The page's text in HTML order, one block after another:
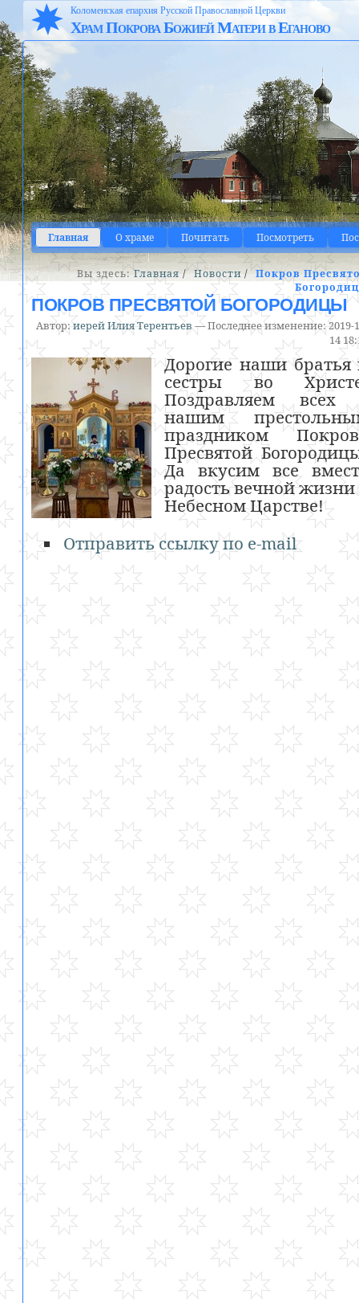
Коломенская епархия Русской Православной Церкви
Храм Покрова Божией Матери в Еганово
Главная О храме Почитать Посмотреть
Вы здесь: Главная /Новости /Покров
ПОКРОВ ПРЕСВЯТОЙ БОГОРОДИЦЫ
Автор:иерей Илия Терентьев—Последнее изменение:2019-
14
Дорогие наши братья
сестры во
Поздравляем всех
нашим
праздником
Пресвятой
Да вкусим все
радость вечной жизни
Небесном Царстве!
Отправить ссылку по e-mail